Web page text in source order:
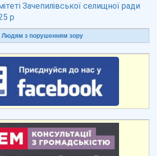
Зачепилівської селищної ради
р
Людям з порушенням зору